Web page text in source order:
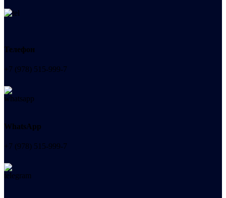
Телефон
+7 (978) 515-999-7
WhatsApp
+7 (978) 515-999-7